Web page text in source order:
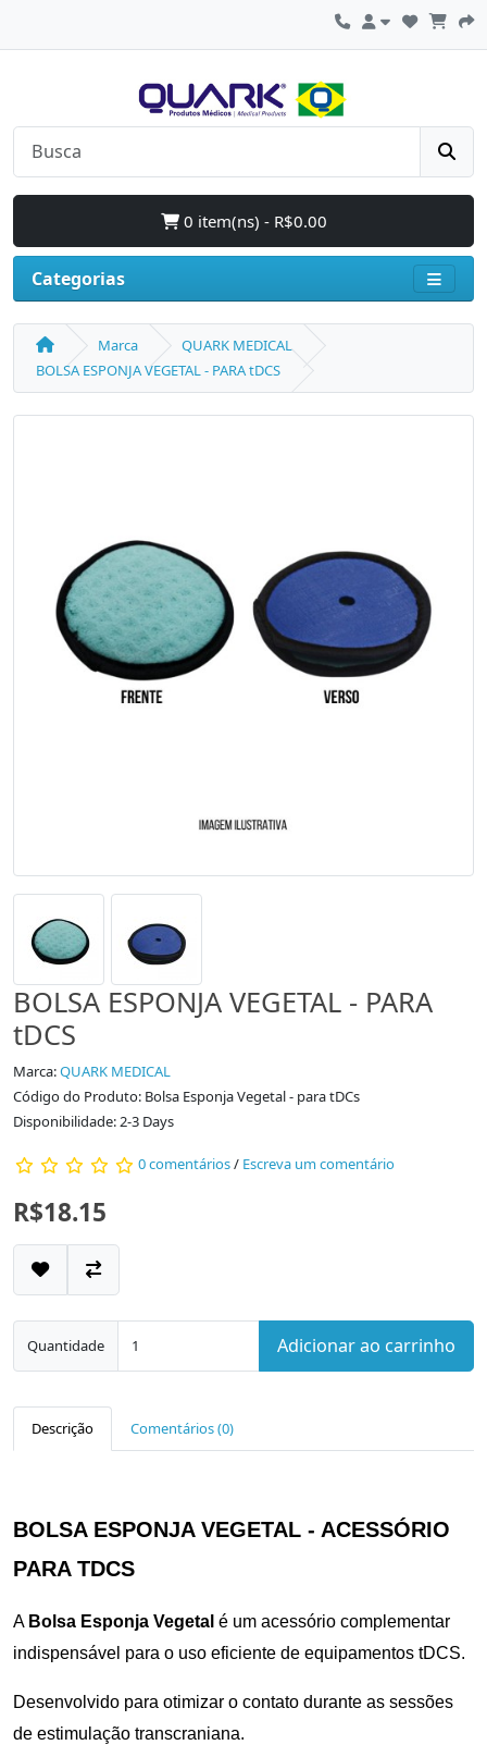
0 item(ns) - R$0.00
Categorias
Marca
QUARK MEDICAL
BOLSA ESPONJA VEGETAL - PARA tDCS
BOLSA ESPONJA VEGETAL - PARA
tDCS
Marca:QUARK MEDICAL
Código do Produto: Bolsa Esponja Vegetal - para tDCs
Disponibilidade: 2-3 Days
0 comentários/ Escreva um comentário
R$18.15
Quantidade Adicionar ao carrinho
Descrição Comentários (0)
BOLSA ESPONJA VEGETAL - ACESSÓRIO
PARA TDCS
A Bolsa Esponja Vegetal é um acessório complementar
indispensável para o uso eficiente de equipamentos tDCS.
Desenvolvido para otimizar o contato durante as sessões
de estimulação transcraniana.